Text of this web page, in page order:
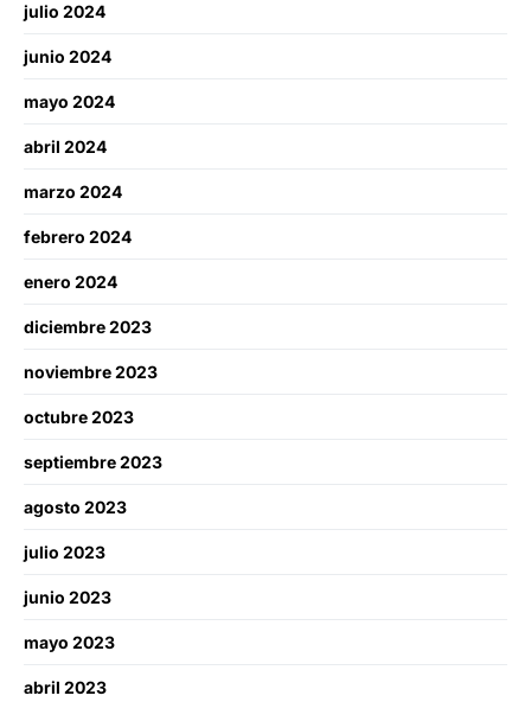
julio 2024
junio 2024
mayo 2024
abril 2024
marzo 2024
febrero 2024
enero 2024
diciembre 2023
noviembre 2023
octubre 2023
septiembre 2023
agosto 2023
julio 2023
junio 2023
mayo 2023
abril 2023